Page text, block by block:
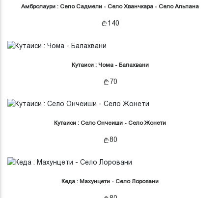
Амбролаури : Село Садмели - Село Хванчкара - Село Альпана
140
Кутаиси : Чома - Балахвани
70
Кутаиси : Село Ончеиши - Село Жонети
80
Кеда : Махунцети - Село Лоровани